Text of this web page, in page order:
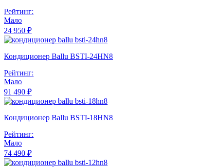
Рейтинг:
Мало
24 950 ₽
Кондиционер Ballu BSTI-24HN8
Рейтинг:
Мало
91 490 ₽
Кондиционер Ballu BSTI-18HN8
Рейтинг:
Мало
74 490 ₽